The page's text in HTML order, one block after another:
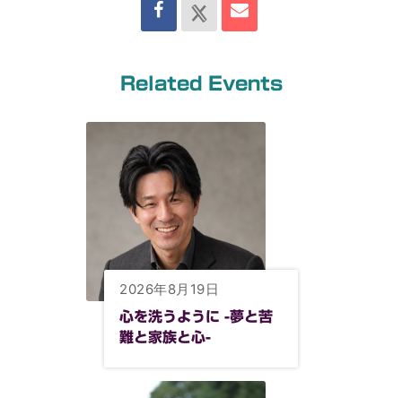
Related Events
2026年8月19日
心を洗うように -夢と苦
難と家族と心-